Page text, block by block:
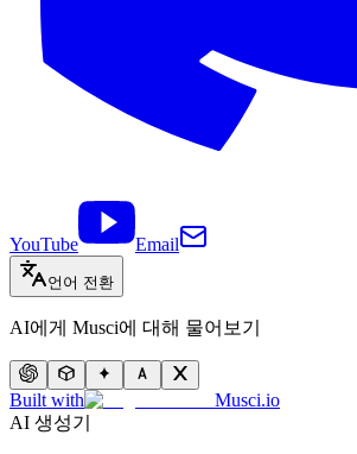
YouTube Email
언어 전환
AI에게 Musci에 대해 물어보기
Built with
Musci.io
AI 생성기